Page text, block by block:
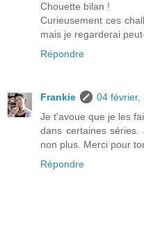
Chouette bilan !
Curieusement ces
mais je regarderai
Répondre
Frankie
04 février,
Je t'avoue que je les
dans certaines
non plus. Merci pour
Répondre